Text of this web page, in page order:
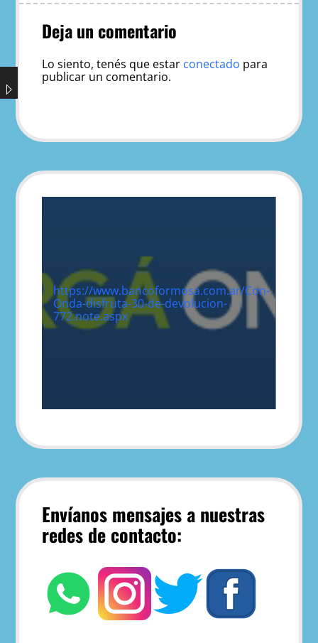
Deja un comentario
Lo siento, tenés que estar conectado para
publicar un comentario.
https://www.bancoformosa.com.ar/Con-
Onda-disfruta-30-de-devolucion-
772.note.aspx
Envíanos mensajes a nuestras
redes de contacto: